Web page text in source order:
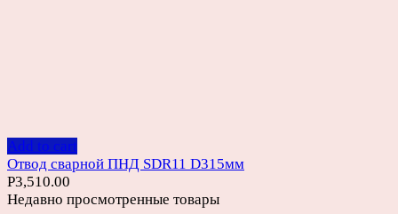
Add to cart
Отвод сварной ПНД SDR11 D315мм
Р3,510.00
Недавно просмотренные товары